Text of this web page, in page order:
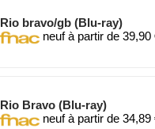
Rio bravo/gb (Blu-ray)
neuf à partir de 39,90
Rio Bravo (Blu-ray)
neuf à partir de 34,89